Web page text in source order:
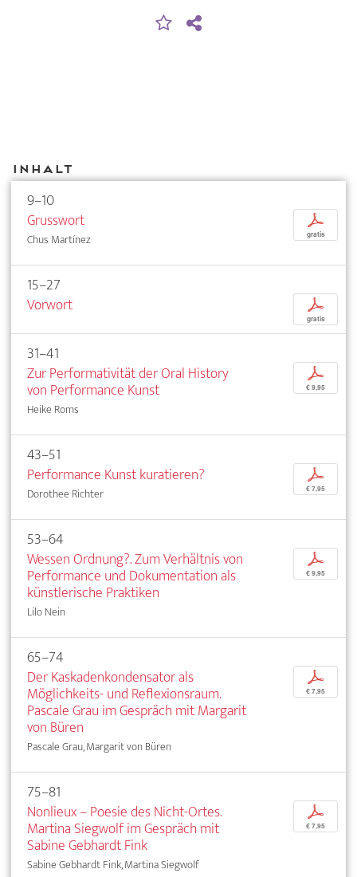
Inhalt
9–10
Grusswort
Chus Martínez
p
gratis
15–27
Vorwort
p
gratis
31–41
Zur Performativität der Oral History
von Performance Kunst
Heike Roms
p
€ 9,95
43–51
Performance Kunst kuratieren?
Dorothee Richter
p
€ 7,95
53–64
Wessen Ordnung?. Zum Verhältnis von
Performance und Dokumentation als
künstlerische Praktiken
Lilo Nein
p
€ 9,95
65–74
Der Kaskadenkondensator als
Möglichkeits- und Reflexionsraum.
Pascale Grau im Gespräch mit Margarit
von Büren
Pascale Grau, Margarit von Büren
p
€ 7,95
75–81
Nonlieux – Poesie des Nicht-Ortes.
Martina Siegwolf im Gespräch mit
Sabine Gebhardt Fink
Sabine Gebhardt Fink, Martina Siegwolf
p
€ 7,95